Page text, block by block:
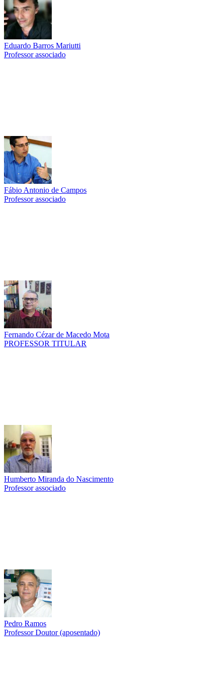
Eduardo Barros Mariutti
Professor associado
Fábio Antonio de Campos
Professor associado
Fernando Cézar de Macedo Mota
PROFESSOR TITULAR
Humberto Miranda do Nascimento
Professor associado
Pedro Ramos
Professor Doutor (aposentado)